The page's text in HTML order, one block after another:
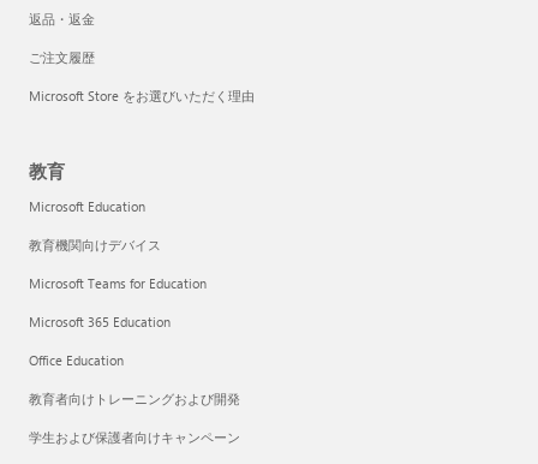
返品・返金
ご注文履歴
Microsoft Store をお選びいただく理由
教育
Microsoft Education
教育機関向けデバイス
Microsoft Teams for Education
Microsoft 365 Education
Office Education
教育者向けトレーニングおよび開発
学生および保護者向けキャンペーン